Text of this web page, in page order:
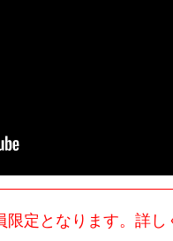
限定となります。詳し